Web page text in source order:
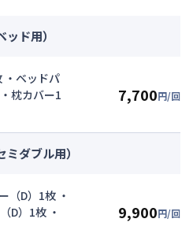
ド用）
・ベッドパ
枕カバー1
7,700円/回
ダブル用）
（D）1枚 ・
D）1枚 ・
9,900円/回